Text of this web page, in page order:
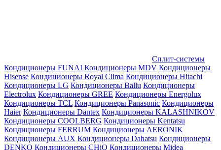
Сплит-системы
Кондиционеры FUNAI Кондиционеры MDV Кондиционеры
Hisense Кондиционеры Royal Clima Кондиционеры Hitachi
Кондиционеры LG Кондиционеры Ballu Кондиционеры
Electrolux Кондиционеры GREE Кондиционеры Energolux
Кондиционеры TCL Кондиционеры Panasonic Кондиционеры
Haier Кондиционеры Dantex Кондиционеры KALASHNIKOV
Кондиционеры СOOLBERG Кондиционеры Kentatsu
Кондиционеры FERRUM Кондиционеры AERONIK
Кондиционеры AUX Кондиционеры Dahatsu Кондиционеры
DENKO Кондиционеры CHiQ Кондиционеры Midea